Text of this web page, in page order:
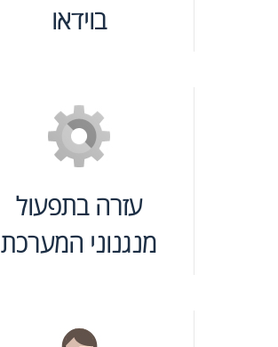
בוידאו
עזרה בתפעול
מנגנוני המערכת